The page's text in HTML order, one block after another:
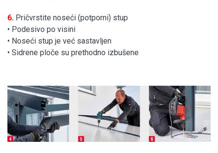
6. Pričvrstite noseći (potporni) stup
• Podesivo po visini
• Noseći stup je već sastavljen
• Sidrene ploče su prethodno izbušene